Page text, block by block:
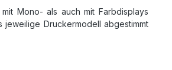
Mono- als auch mit Farbdisplays
jeweilige Druckermodell abgestimmt